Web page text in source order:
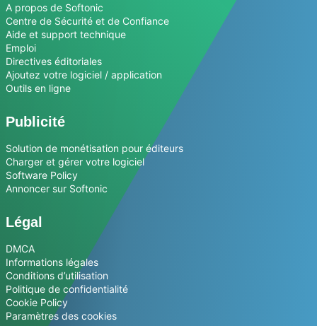
A propos de Softonic
Centre de Sécurité et de Confiance
Aide et support technique
Emploi
Directives éditoriales
Ajoutez votre logiciel / application
Outils en ligne
Publicité
Solution de monétisation pour éditeurs
Charger et gérer votre logiciel
Software Policy
Annoncer sur Softonic
Légal
DMCA
Informations légales
Conditions d’utilisation
Politique de confidentialité
Cookie Policy
Paramètres des cookies